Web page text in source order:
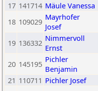
17 141714 Mäule Vanessa
18 109029 Mayrhofer
Josef
19 136332 Nimmervoll
Ernst
20 145195 Pichler
Benjamin
21 110711 Pichler Josef